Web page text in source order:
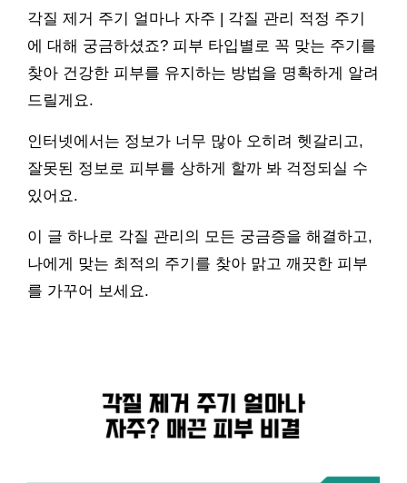
각질 제거 주기 얼마나 자주 | 각질 관리 적정 주기
에 대해 궁금하셨죠? 피부 타입별로 꼭 맞는 주기를
찾아 건강한 피부를 유지하는 방법을 명확하게 알려
드릴게요.
인터넷에서는 정보가 너무 많아 오히려 헷갈리고,
잘못된 정보로 피부를 상하게 할까 봐 걱정되실 수
있어요.
이 글 하나로 각질 관리의 모든 궁금증을 해결하고,
나에게 맞는 최적의 주기를 찾아 맑고 깨끗한 피부
를 가꾸어 보세요.